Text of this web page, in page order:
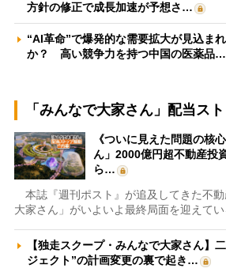
方針の修正で成長加速が予想さ…
“AI革命”で爆発的な需要拡大が見込ま
か？ 高い競争力を持つ中国の医薬品…
「みんなで大家さん」配当ス
《ついに見えた問題の核
ん」2000億円超不動産投
ら…
本誌『週刊ポスト』が追及してきた不
大家さん」がいよいよ最終局面を迎えて
【独走スクープ・みんなで大家さん】
ジェクト”の計画変更の裏で起き…